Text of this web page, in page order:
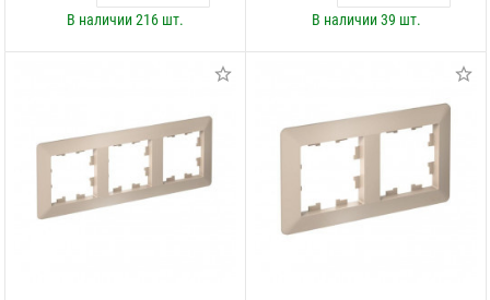
В наличии216 шт. В наличии39 шт.